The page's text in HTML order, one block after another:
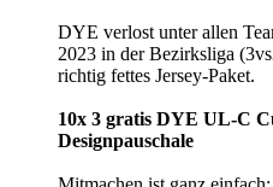
DYE verlost unter allen
2023 in der Bezirksliga
richtig fettes Jersey-Paket.
10x 3 gratis DYE UL-C
Designpauschale